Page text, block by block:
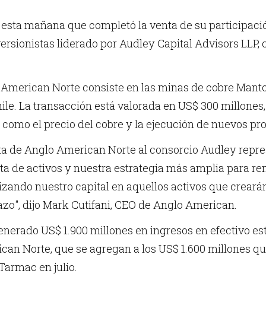
mañana que completó la venta de su
liderado por Audley Capital Advisors
Norte consiste en las minas de cobre
La transacción está valorada en US$ 300
el precio del cobre y la ejecución de nuevos
de Anglo American Norte al consorcio Audley
de activos y nuestra estrategia más amplia para
nuestro capital en aquellos activos que
dijo Mark Cutifani, CEO de Anglo American.
US$ 1.900 millones en ingresos en efectivo
Norte, que se agregan a los US$ 1.600 millones
en julio.